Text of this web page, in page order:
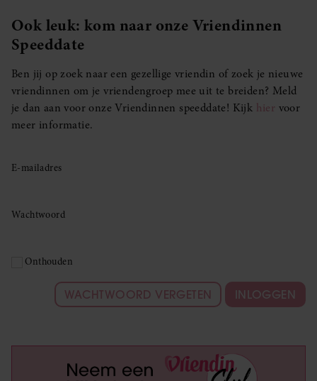
Ook leuk: kom naar onze Vriendinnen
Speeddate
Ben jij op zoek naar een gezellige vriendin of zoek je nieuwe
vriendinnen om je vriendengroep mee uit te breiden? Meld
je dan aan voor onze Vriendinnen speeddate! Kijk hier voor
meer informatie.
E-mailadres
Wachtwoord
Onthouden
WACHTWOORD VERGETEN INLOGGEN